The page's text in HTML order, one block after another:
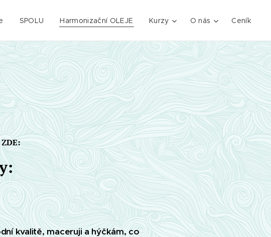
SPOLU Harmonizační OLEJE Kurzy O nás Ceník
kvalitě, maceruji a hýčkám, co